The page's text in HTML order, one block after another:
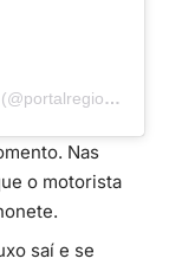
A post shared by Portal Regional Roraima (@portalregionalroraima)
Nas
o motorista
saí e se